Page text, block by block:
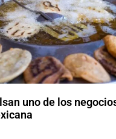
uno de los